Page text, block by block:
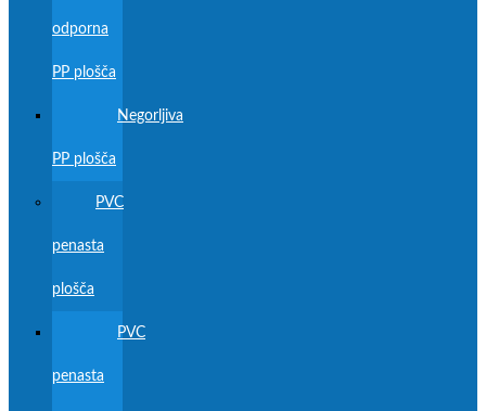
odporna
PP plošča
Negorljiva
PP plošča
PVC
penasta
plošča
PVC
penasta